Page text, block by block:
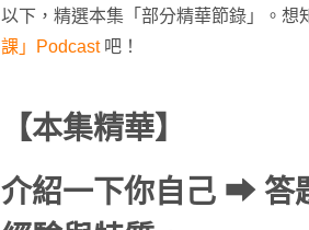
以下，精選本集「部分精華節錄」。想
課」Podcast 吧！
【本集精華】
介紹一下你自己 ➡ 答